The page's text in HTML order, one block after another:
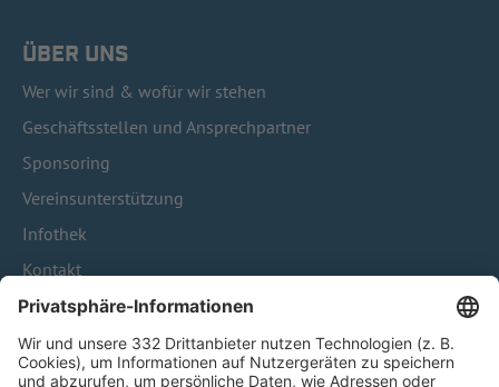
ÜBER UNS
Wer wir sind & wofür wir stehen
Geschäftsstellen und Ansprechpartner
Sponsoring
Vereinsunterstützung
Infothek
Kontakt
HÄUFIG BESUCHTE SEITEN
Pässe und Vereinswechsel